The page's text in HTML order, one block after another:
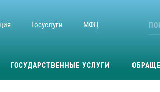
Госуслуги МФЦ
ГОСУДАРСТВЕННЫЕ УСЛУГИ